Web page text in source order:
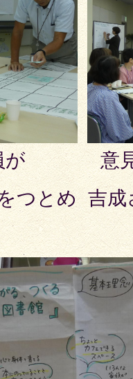
が
つとめ
意
吉成